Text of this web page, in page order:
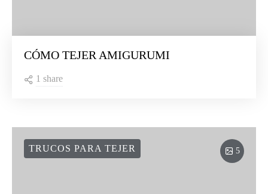
CÓMO TEJER AMIGURUMI
1 share
5
TRUCOS PARA TEJER